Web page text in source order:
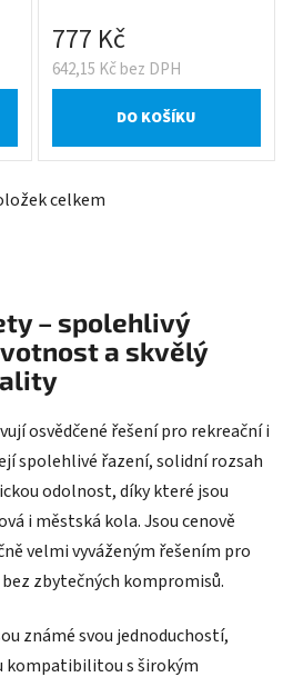
642,15 Kč bez DPH
777 Kč
DO KOŠÍKU
O
a
c
í
r
v
y
v
ý
p
s
celkem
– spolehlivý
a skvělý
osvědčené řešení pro rekreační i
spolehlivé řazení, solidní rozsah
odolnost, díky které jsou
i městská kola. Jsou cenově
velmi vyváženým řešením pro
zbytečných kompromisů.
známé svou jednoduchostí,
kompatibilitou s širokým